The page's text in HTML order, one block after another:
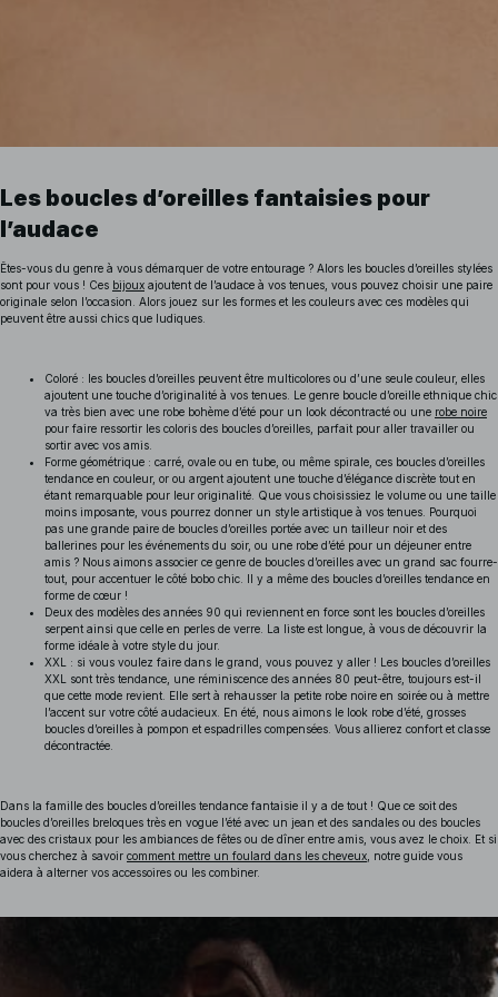
Les boucles d’oreilles fantaisies pour
l’audace
Êtes-vous du genre à vous démarquer de votre entourage ? Alors les boucles d’oreilles stylées
sont pour vous ! Ces bijoux ajoutent de l’audace à vos tenues, vous pouvez choisir une paire
originale selon l’occasion. Alors jouez sur les formes et les couleurs avec ces modèles qui
peuvent être aussi chics que ludiques.
Coloré : les boucles d’oreilles peuvent être multicolores ou d’une seule couleur, elles
ajoutent une touche d’originalité à vos tenues. Le genre boucle d’oreille ethnique chic
va très bien avec une robe bohème d’été pour un look décontracté ou une robe noire
pour faire ressortir les coloris des boucles d’oreilles, parfait pour aller travailler ou
sortir avec vos amis.
Forme géométrique : carré, ovale ou en tube, ou même spirale, ces boucles d’oreilles
tendance en couleur, or ou argent ajoutent une touche d’élégance discrète tout en
étant remarquable pour leur originalité. Que vous choisissiez le volume ou une taille
moins imposante, vous pourrez donner un style artistique à vos tenues. Pourquoi
pas une grande paire de boucles d’oreilles portée avec un tailleur noir et des
ballerines pour les événements du soir, ou une robe d’été pour un déjeuner entre
amis ? Nous aimons associer ce genre de boucles d’oreilles avec un grand sac fourre-
tout, pour accentuer le côté bobo chic. Il y a même des boucles d’oreilles tendance en
forme de cœur !
Deux des modèles des années 90 qui reviennent en force sont les boucles d’oreilles
serpent ainsi que celle en perles de verre. La liste est longue, à vous de découvrir la
forme idéale à votre style du jour.
XXL : si vous voulez faire dans le grand, vous pouvez y aller ! Les boucles d’oreilles
XXL sont très tendance, une réminiscence des années 80 peut-être, toujours est-il
que cette mode revient. Elle sert à rehausser la petite robe noire en soirée ou à mettre
l’accent sur votre côté audacieux. En été, nous aimons le look robe d’été, grosses
boucles d’oreilles à pompon et espadrilles compensées. Vous allierez confort et classe
décontractée.
Dans la famille des boucles d’oreilles tendance fantaisie il y a de tout ! Que ce soit des
boucles d’oreilles breloques très en vogue l’été avec un jean et des sandales ou des boucles
avec des cristaux pour les ambiances de fêtes ou de dîner entre amis, vous avez le choix. Et si
vous cherchez à savoir comment mettre un foulard dans les cheveux , notre guide vous
aidera à alterner vos accessoires ou les combiner.